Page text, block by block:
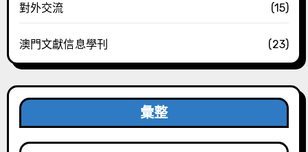
對外交流 (15)
澳門文獻信息學刊 (23)
彙整